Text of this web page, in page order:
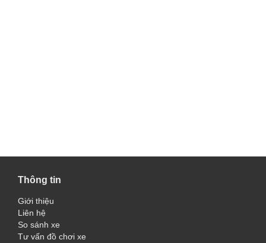
Thông tin
Giới thiệu
Liên hệ
So sánh xe
Tư vấn đồ chơi xe